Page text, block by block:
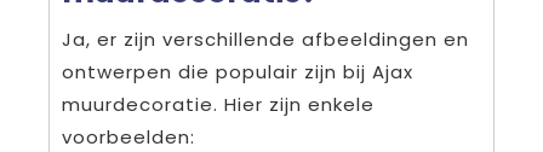
Ja, er zijn verschillende afbeeldingen en
ontwerpen die populair zijn bij Ajax
muurdecoratie. Hier zijn enkele
voorbeelden: